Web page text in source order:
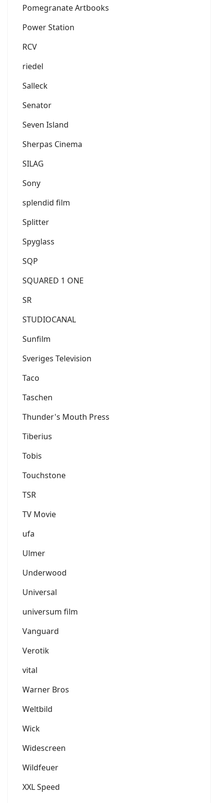
Pomegranate Artbooks
Power Station
RCV
riedel
Salleck
Senator
Seven Island
Sherpas Cinema
SILAG
Sony
splendid film
Splitter
Spyglass
SQP
SQUARED 1 ONE
SR
STUDIOCANAL
Sunfilm
Sveriges Television
Taco
Taschen
Thunder's Mouth Press
Tiberius
Tobis
Touchstone
TSR
TV Movie
ufa
Ulmer
Underwood
Universal
universum film
Vanguard
Verotik
vital
Warner Bros
Weltbild
Wick
Widescreen
Wildfeuer
XXL Speed